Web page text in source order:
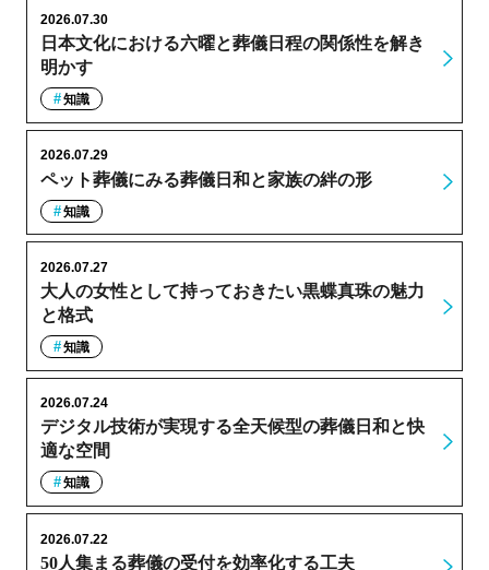
日本文化における六曜と葬儀日程の関係性を解き
明かす
2026.07.30
知識
ペット葬儀にみる葬儀日和と家族の絆の形
2026.07.29
知識
大人の女性として持っておきたい黒蝶真珠の魅力
と格式
2026.07.27
知識
デジタル技術が実現する全天候型の葬儀日和と快
適な空間
2026.07.24
知識
50人集まる葬儀の受付を効率化する工夫
2026.07.22